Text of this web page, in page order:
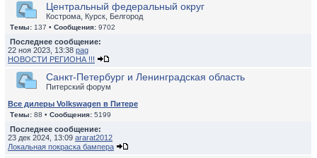
Центральный федеральный округ
Кострома, Курск, Белгород
Темы: 137 • Сообщения: 9702
Последнее сообщение:
22 ноя 2023, 13:38 pag
НОВОСТИ РЕГИОНА !!!
Санкт-Петербург и Ленинградская область
Питерский форум
Все дилеры Volkswagen в Питере
Темы: 88 • Сообщения: 5199
Последнее сообщение:
23 дек 2024, 13:09 ararat2012
Локальная покраска бампера